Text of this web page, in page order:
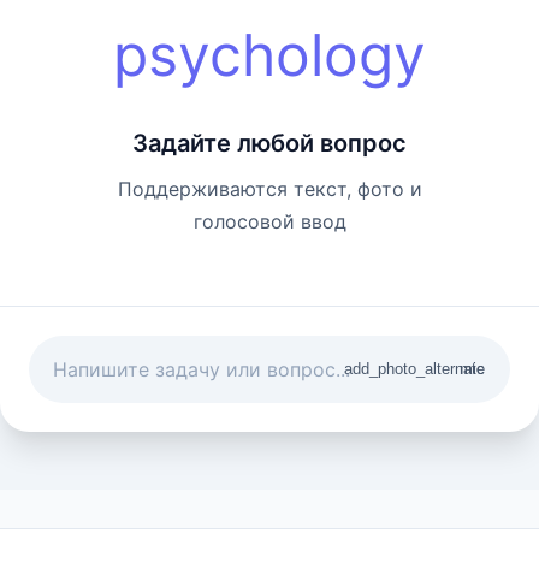
psychology
Задайте любой вопрос
Поддерживаются текст, фото и
голосовой ввод
add_photo_alternate
mic